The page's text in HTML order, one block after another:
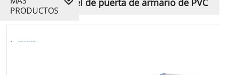
Molde de panel de puerta de armario de PVC
PRODUCTOS